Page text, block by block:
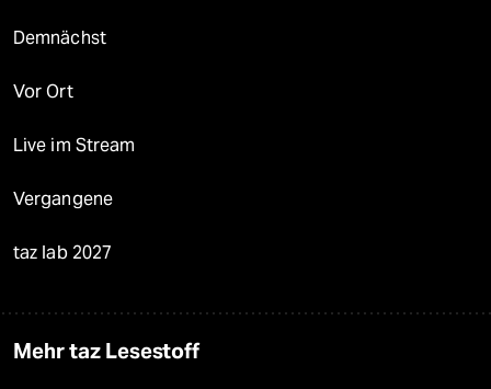
Demnächst
Vor Ort
Live im Stream
Vergangene
taz lab 2027
Mehr taz Lesestoff